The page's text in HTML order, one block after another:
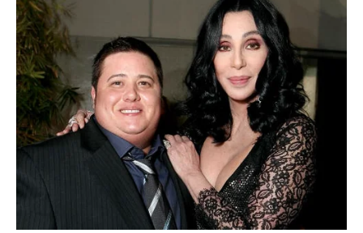
Ono što ovaj period čini posebnim jeste jasnoća koja
dolazi sa njim. Nema više magle, nema više neizvesnosti
koja te je ranije pratila. Sada se stvari vide onakvima
kakve jesu.
Postoji unutrašnji osećaj sigurnosti, kao da tačno znaš
gde ideš, čak i ako spoljašnji svet još uvek deluje
haotično. To je znak da si usklađen sa sopstvenim tokom
sudbine.
Snaga ovog trenutka leži u njegovoj neizbežnosti. Nema